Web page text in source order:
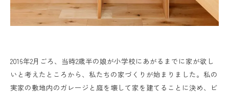
2016年2月ごろ、当時2歳半の娘が小学校にあがるまでに家が欲し
いと考えたところから、私たちの家づくりが始まりました。私の
実家の敷地内のガレージと庭を壊して家を建てることに決め、ビ